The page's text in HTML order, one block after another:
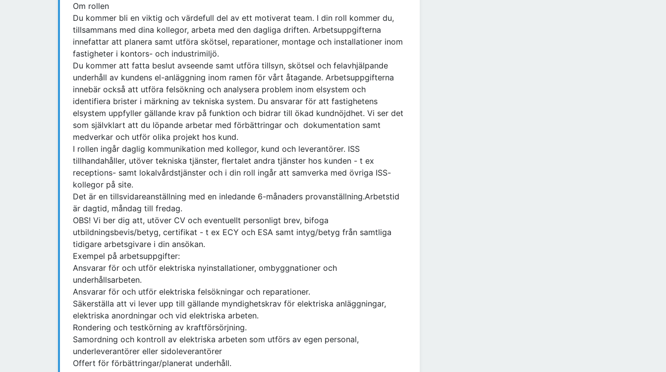
Om rollen
Du kommer bli en viktig och värdefull del av ett motiverat team. I din roll kommer du,
tillsammans med dina kollegor, arbeta med den dagliga driften. Arbetsuppgifterna
innefattar att planera samt utföra skötsel, reparationer, montage och installationer inom
fastigheter i kontors- och industrimiljö.
Du kommer att fatta beslut avseende samt utföra tillsyn, skötsel och felavhjälpande
underhåll av kundens el-anläggning inom ramen för vårt åtagande. Arbetsuppgifterna
innebär också att utföra felsökning och analysera problem inom elsystem och
identifiera brister i märkning av tekniska system. Du ansvarar för att fastighetens
elsystem uppfyller gällande krav på funktion och bidrar till ökad kundnöjdhet. Vi ser det
som självklart att du löpande arbetar med förbättringar och dokumentation samt
medverkar och utför olika projekt hos kund.
I rollen ingår daglig kommunikation med kollegor, kund och leverantörer. ISS
tillhandahåller, utöver tekniska tjänster, flertalet andra tjänster hos kunden - t ex
receptions- samt lokalvårdstjänster och i din roll ingår att samverka med övriga ISS-
kollegor på site.
Det är en tillsvidareanställning med en inledande 6-månaders provanställning.Arbetstid
är dagtid, måndag till fredag.
OBS! Vi ber dig att, utöver CV och eventuellt personligt brev, bifoga
utbildningsbevis/betyg, certifikat - t ex ECY och ESA samt intyg/betyg från samtliga
tidigare arbetsgivare i din ansökan.
Exempel på arbetsuppgifter:
Ansvarar för och utför elektriska nyinstallationer, ombyggnationer och
underhållsarbeten.
Ansvarar för och utför elektriska felsökningar och reparationer.
Säkerställa att vi lever upp till gällande myndighetskrav för elektriska anläggningar,
elektriska anordningar och vid elektriska arbeten.
Rondering och testkörning av kraftförsörjning.
Samordning och kontroll av elektriska arbeten som utförs av egen personal,
underleverantörer eller sidoleverantörer
Offert för förbättringar/planerat underhåll.